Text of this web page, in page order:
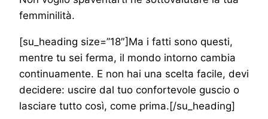
femminilità.
[su_heading size=”18″]Ma i fatti sono questi,
mentre tu sei ferma, il mondo intorno cambia
continuamente. E non hai una scelta facile, devi
decidere: uscire dal tuo confortevole guscio o
lasciare tutto così, come prima.[/su_heading]